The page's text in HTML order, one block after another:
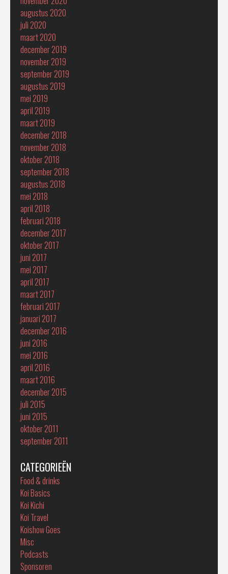
augustus 2020
juli 2020
maart 2020
december 2019
november 2019
september 2019
augustus 2019
mei 2019
april 2019
maart 2019
december 2018
november 2018
oktober 2018
september 2018
augustus 2018
mei 2018
april 2018
februari 2018
december 2017
oktober 2017
juni 2017
mei 2017
april 2017
maart 2017
februari 2017
januari 2017
december 2016
juni 2016
mei 2016
april 2016
maart 2016
december 2015
juli 2015
juni 2015
oktober 2011
september 2011
CATEGORIEËN
Food & drinks
Koi Basics
Koi Kichi
Koi Travel
Koishow Goes
Misc
Podcasts
Sponsoren